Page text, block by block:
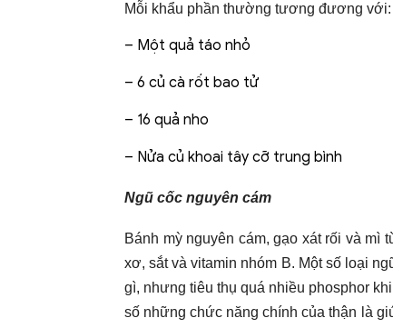
Mỗi khẩu phần thường tương đương với:
– Một quả táo nhỏ
– 6 củ cà rốt bao tử
– 16 quả nho
– Nửa củ khoai tây cỡ trung bình
Ngũ cốc nguyên cám
Bánh mỳ nguyên cám, gạo xát rối và
xơ, sắt và vitamin nhóm B. Một số loại
gì, nhưng tiêu thụ quá nhiều phosphor
số những chức năng chính của thận là